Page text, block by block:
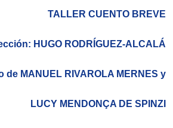
TALLER CUENTO BREVE
HUGO RODRÍGUEZ-ALCALÁ
de MANUEL RIVAROLA MERNES y
LUCY MENDONÇA DE SPINZI